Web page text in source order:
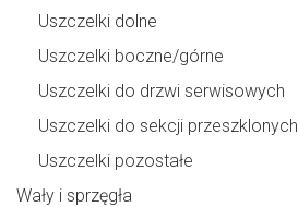
Uszczelki dolne
Uszczelki boczne/górne
Uszczelki do drzwi serwisowych
Uszczelki do sekcji przeszklonych
Uszczelki pozostałe
Wały i sprzęgła